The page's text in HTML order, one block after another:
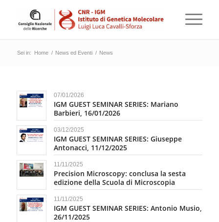
Sei in: Home / News ed Eventi / News
07/01/2026
IGM GUEST SEMINAR SERIES: Mariano
Barbieri, 16/01/2026
03/12/2025
IGM GUEST SEMINAR SERIES: Giuseppe
Antonacci, 11/12/2025
11/11/2025
Precision Microscopy: conclusa la sesta
edizione della Scuola di Microscopia
11/11/2025
IGM GUEST SEMINAR SERIES: Antonio Musio,
26/11/2025